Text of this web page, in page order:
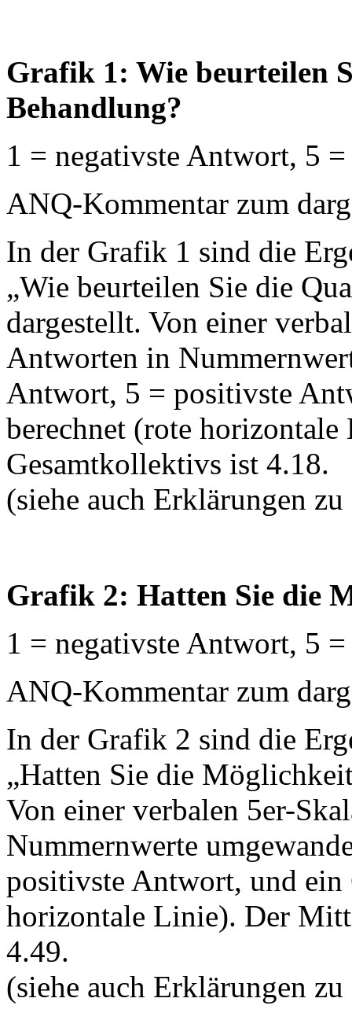
Grafik 1: Wie beurteilen
Behandlung?
1 = negativste Antwort, 5
ANQ-Kommentar zum
In der Grafik 1 sind die
„Wie beurteilen Sie die
dargestellt. Von einer
Antworten in
Antwort, 5 = positivste
berechnet (rote
Gesamtkollektivs ist 4.18.
(siehe auch Erklärungen
Grafik 2: Hatten Sie die
1 = negativste Antwort, 5
ANQ-Kommentar zum
In der Grafik 2 sind die
„Hatten Sie die
Von einer verbalen 5er-
Nummernwerte
positivste Antwort, und ein
horizontale Linie). Der
4.49.
(siehe auch Erklärungen